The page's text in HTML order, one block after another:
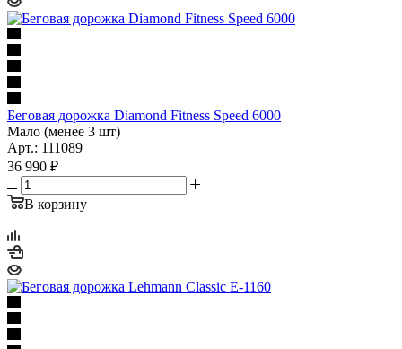
Беговая дорожка Diamond Fitness Speed 6000
Мало (менее 3 шт)
Арт.: 111089
36 990 ₽
В корзину